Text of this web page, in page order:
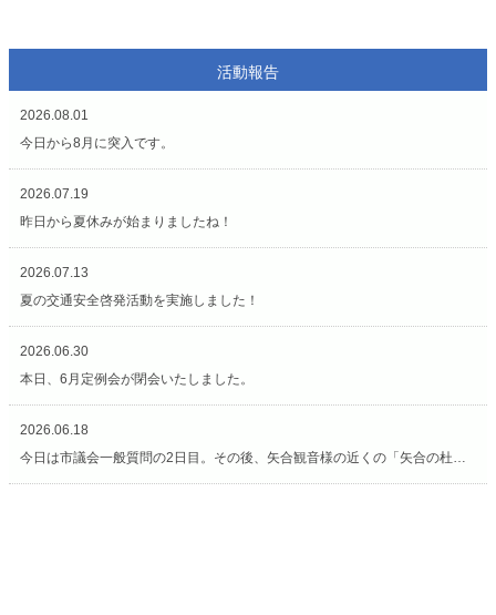
活動報告
2026.08.01
今日から8月に突入です。
2026.07.19
昨日から夏休みが始まりましたね！
2026.07.13
夏の交通安全啓発活動を実施しました！
2026.06.30
本日、6月定例会が閉会いたしました。
2026.06.18
今日は市議会一般質問の2日目。その後、矢合観音様の近くの「矢合の杜」へ。